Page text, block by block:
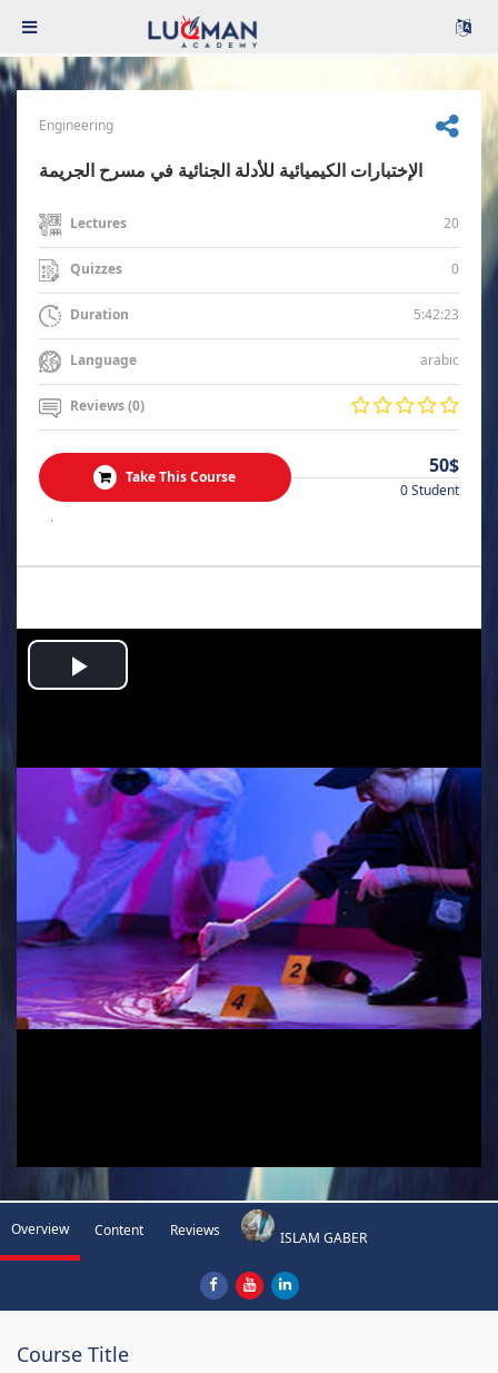
Engineering
الإختبارات الكيميائية للأدلة الجنائية في مسرح الجريمة
Lectures 20
Quizzes 0
Duration 5:42:23
Language arabic
Reviews (0)
Take This Course 50$
0 Student
.
Play
Overview Content Reviews ISLAM GABER
Course Title